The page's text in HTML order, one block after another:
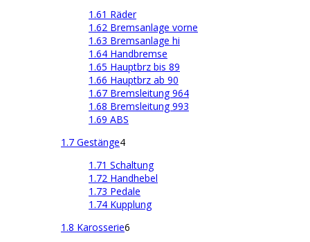
1.61 Räder
1.62 Bremsanlage vorne
1.63 Bremsanlage hi
1.64 Handbremse
1.65 Hauptbrz bis 89
1.66 Hauptbrz ab 90
1.67 Bremsleitung 964
1.68 Bremsleitung 993
1.69 ABS
1.7 Gestänge4
1.71 Schaltung
1.72 Handhebel
1.73 Pedale
1.74 Kupplung
1.8 Karosserie6